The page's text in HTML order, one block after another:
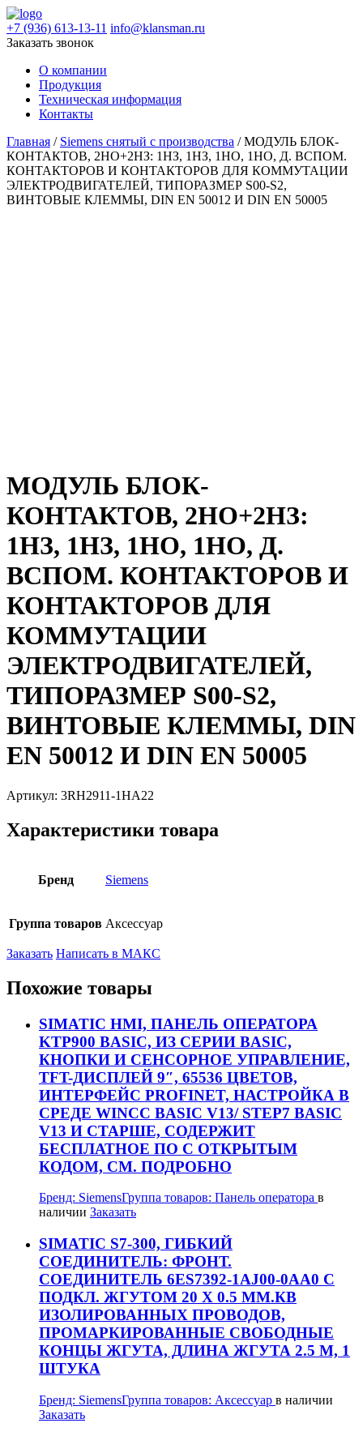
+7 (936) 613-13-11 info@klansman.ru
Заказать звонок
О компании
Продукция
Техническая информация
Контакты
Главная / Siemens снятый с производства / МОДУЛЬ БЛОК-
КОНТАКТОВ, 2НО+2НЗ: 1НЗ, 1НЗ, 1НО, 1НО, Д. ВСПОМ.
КОНТАКТОРОВ И КОНТАКТОРОВ ДЛЯ КОММУТАЦИИ
ЭЛЕКТРОДВИГАТЕЛЕЙ, ТИПОРАЗМЕР S00-S2,
ВИНТОВЫЕ КЛЕММЫ, DIN EN 50012 И DIN EN 50005
МОДУЛЬ БЛОК-
КОНТАКТОВ, 2НО+2НЗ:
1НЗ, 1НЗ, 1НО, 1НО, Д.
ВСПОМ. КОНТАКТОРОВ И
КОНТАКТОРОВ ДЛЯ
КОММУТАЦИИ
ЭЛЕКТРОДВИГАТЕЛЕЙ,
ТИПОРАЗМЕР S00-S2,
ВИНТОВЫЕ КЛЕММЫ, DIN
EN 50012 И DIN EN 50005
Артикул: 3RH2911-1HA22
Характеристики товара
Бренд Siemens
Группа товаров Аксессуар
Заказать Написать в МАКС
Похожие товары
SIMATIC HMI, ПАНЕЛЬ ОПЕРАТОРА
KTP900 BASIC, ИЗ СЕРИИ BASIC,
КНОПКИ И СЕНСОРНОЕ УПРАВЛЕНИЕ,
TFT-ДИСПЛЕЙ 9″, 65536 ЦВЕТОВ,
ИНТЕРФЕЙС PROFINET, НАСТРОЙКА В
СРЕДЕ WINCC BASIC V13/ STEP7 BASIC
V13 И СТАРШЕ, СОДЕРЖИТ
БЕСПЛАТНОЕ ПО С ОТКРЫТЫМ
КОДОМ, СМ. ПОДРОБНО
Бренд: SiemensГруппа товаров: Панель оператора в
наличии Заказать
SIMATIC S7-300, ГИБКИЙ
СОЕДИНИТЕЛЬ: ФРОНТ.
СОЕДИНИТЕЛЬ 6ES7392-1AJ00-0AA0 С
ПОДКЛ. ЖГУТОМ 20 Х 0.5 MM.КВ
ИЗОЛИРОВАННЫХ ПРОВОДОВ,
ПРОМАРКИРОВАННЫЕ СВОБОДНЫЕ
КОНЦЫ ЖГУТА, ДЛИНА ЖГУТА 2.5 М, 1
ШТУКА
Бренд: SiemensГруппа товаров: Аксессуар в наличии
Заказать